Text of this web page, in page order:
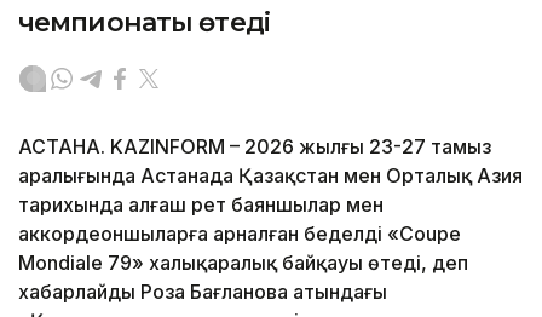
чемпионаты өтеді
АСТАНА. KAZINFORM – 2026 жылғы 23-27 тамыз
аралығында Астанада Қазақстан мен Орталық Азия
тарихында алғаш рет баяншылар мен
аккордеоншыларға арналған беделді «Coupe
Mondiale 79» халықаралық байқауы өтеді, деп
хабарлайды Роза Бағланова атындағы